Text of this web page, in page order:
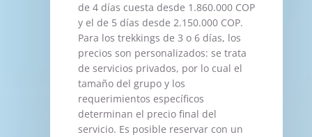
de 4 días cuesta desde 1.860.000 COP
y el de 5 días desde 2.150.000 COP.
Para los trekkings de 3 o 6 días, los
precios son personalizados: se trata
de servicios privados, por lo cual el
tamaño del grupo y los
requerimientos específicos
determinan el precio final del
servicio. Es posible reservar con un